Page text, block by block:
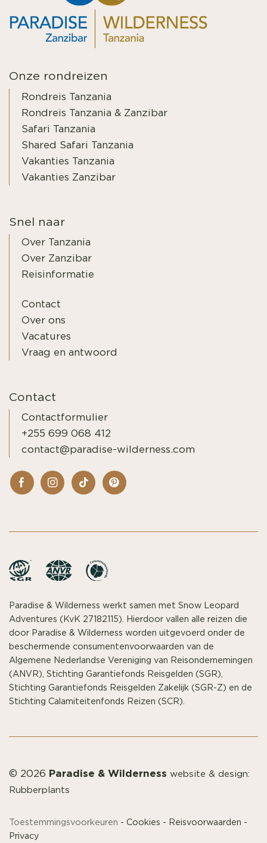
Onze rondreizen
Rondreis Tanzania
Rondreis Tanzania & Zanzibar
Safari Tanzania
Shared Safari Tanzania
Vakanties Tanzania
Vakanties Zanzibar
Snel naar
Over Tanzania
Over Zanzibar
Reisinformatie
Contact
Over ons
Vacatures
Vraag en antwoord
Contact
Contactformulier
+255 699 068 412
contact@paradise-wilderness.com
Paradise & Wilderness werkt samen met Snow Leopard
Adventures (KvK 27182115). Hierdoor vallen alle reizen die
door Paradise & Wilderness worden uitgevoerd onder de
beschermende consumentenvoorwaarden van de
Algemene Nederlandse Vereniging van Reisondernemingen
(ANVR), Stichting Garantiefonds Reisgelden (SGR),
Stichting Garantiefonds Reisgelden Zakelijk (SGR-Z) en de
Stichting Calamiteitenfonds Reizen (SCR).
© 2026 Paradise & Wilderness website & design:
Rubberplants
Toestemmingsvoorkeuren - Cookies - Reisvoorwaarden -
Privacy